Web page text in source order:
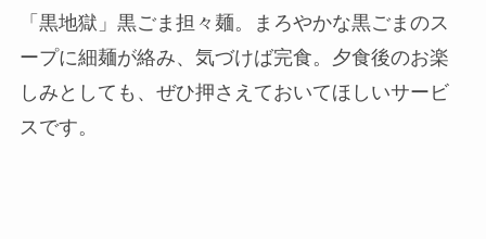
「黒地獄」黒ごま担々麺。まろやかな黒ごまのス
ープに細麺が絡み、気づけば完食。夕食後のお楽
しみとしても、ぜひ押さえておいてほしいサービ
スです。